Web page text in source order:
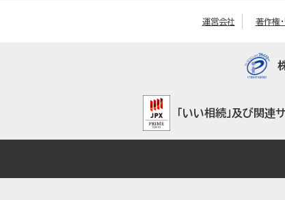
運営会社 著作権
「いい相続」及び関